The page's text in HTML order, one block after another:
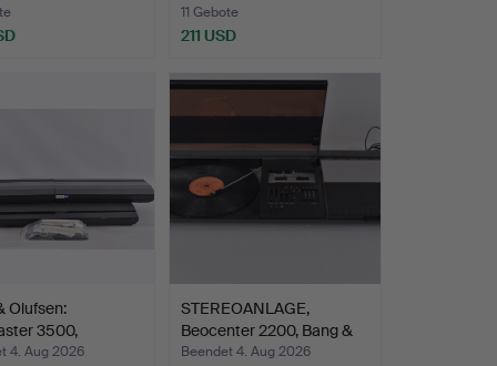
11 Gebote
211 USD
Olufsen:
3500,
CD…
4. Aug 2026
STEREOANLAGE,
Beocenter 2200, Bang &
Olufs…
Beendet 4. Aug 2026